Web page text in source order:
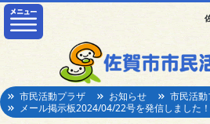
市民活動プラザ お知らせ
市民活
メール掲示板2024/04/22号を発信しました！